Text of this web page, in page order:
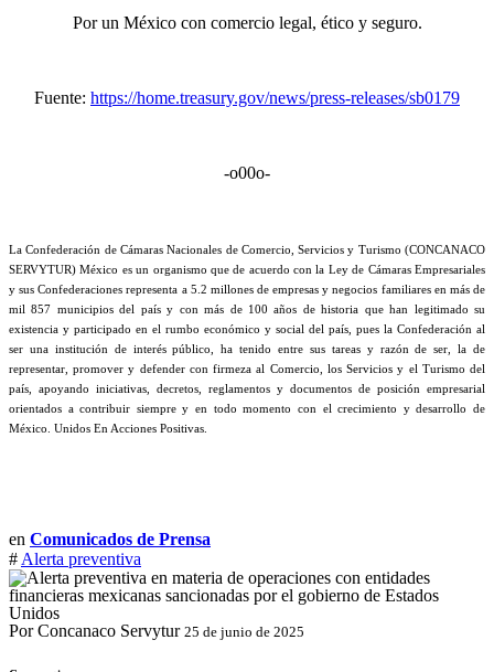
Por un México con comercio legal, ético y seguro.
Fuente: https://home.treasury.gov/news/press-releases/sb0179
-o00o-
La Confederación de Cámaras Nacionales de Comercio, Servicios y Turismo (CONCANACO
SERVYTUR) México es un organismo que de acuerdo con la Ley de Cámaras Empresariales
y sus Confederaciones representa a 5.2 millones de empresas y negocios familiares en más de
mil 857 municipios del país y con más de 100 años de historia que han legitimado su
existencia y participado en el rumbo económico y social del país, pues la Confederación al
ser una institución de interés público, ha tenido entre sus tareas y razón de ser, la de
representar, promover y defender con firmeza al Comercio, los Servicios y el Turismo del
país, apoyando iniciativas, decretos, reglamentos y documentos de posición empresarial
orientados a contribuir siempre y en todo momento con el crecimiento y desarrollo de
México. Unidos En Acciones Positivas.
en Comunicados de Prensa
# Alerta preventiva
Por Concanaco Servytur 25 de junio de 2025